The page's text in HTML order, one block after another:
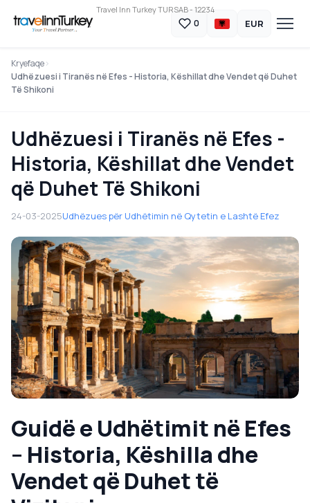
Travel Inn Turkey TURSAB - 12234
0 EUR
Kryefaqe
Udhëzuesi i Tiranës në Efes - Historia, Këshillat dhe Vendet që Duhet
Të Shikoni
Udhëzuesi i Tiranës në Efes -
Historia, Këshillat dhe Vendet
që Duhet Të Shikoni
24-03-2025Udhëzues për Udhëtimin në Qytetin e Lashtë Efez
Guidë e Udhëtimit në Efes
– Historia, Këshilla dhe
Vendet që Duhet të